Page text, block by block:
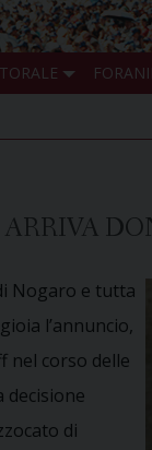
Nogaro e tutta
l’annuncio,
nel corso delle
decisione
di